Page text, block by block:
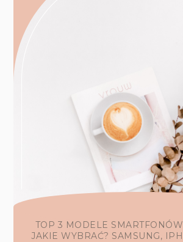
TOP 3 MODELE
JAKIE WYBRAĆ? SAMSUNG,